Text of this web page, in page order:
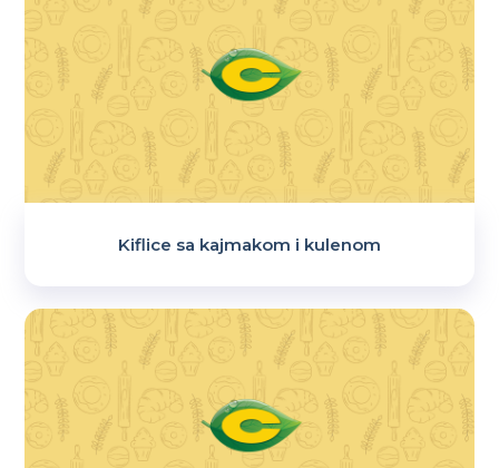
Kiflice sa kajmakom i kulenom